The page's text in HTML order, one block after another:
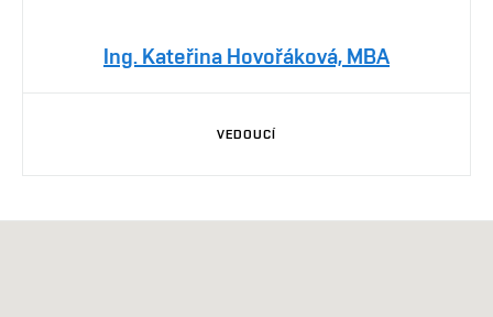
Ing. Kateřina Hovořáková, MBA
VEDOUCÍ